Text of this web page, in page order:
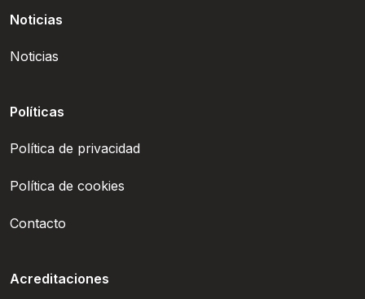
Noticias
Noticias
Políticas
Política de privacidad
Política de cookies
Contacto
Acreditaciones